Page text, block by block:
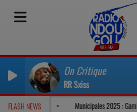
On Critique
RR Sxiss
FLASH NEWS
un climat tendu Municipales 2025 :